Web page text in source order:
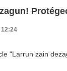
12:24